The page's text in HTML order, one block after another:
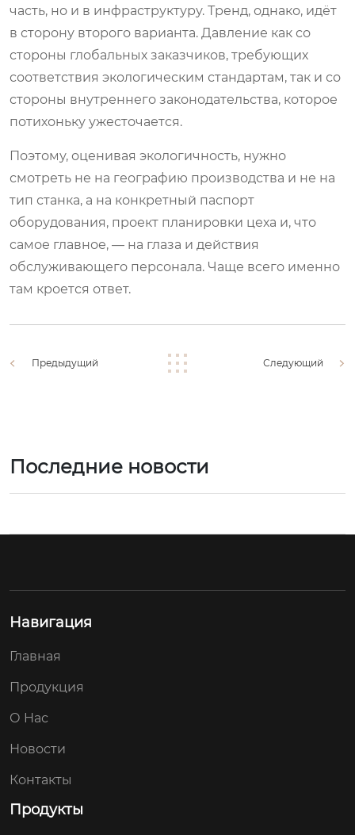
часть, но и в инфраструктуру. Тренд, однако, идёт
в сторону второго варианта. Давление как со
стороны глобальных заказчиков, требующих
соответствия экологическим стандартам, так и со
стороны внутреннего законодательства, которое
потихоньку ужесточается.
Поэтому, оценивая экологичность, нужно
смотреть не на географию производства и не на
тип станка, а на конкретный паспорт
оборудования, проект планировки цеха и, что
самое главное, — на глаза и действия
обслуживающего персонала. Чаще всего именно
там кроется ответ.
Предыдущий Следующий
Последние новости
Навигация
Главная
Продукция
О Hас
Новости
Контакты
Продукты